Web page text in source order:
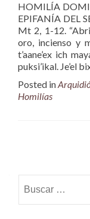
HOMILÍA
EPIFANÍA DEL
Mt 2, 1-12.
oro, incienso y
t’aane’ex ich
puksi’ikal. Je’el
Posted in
Homilías
navigation